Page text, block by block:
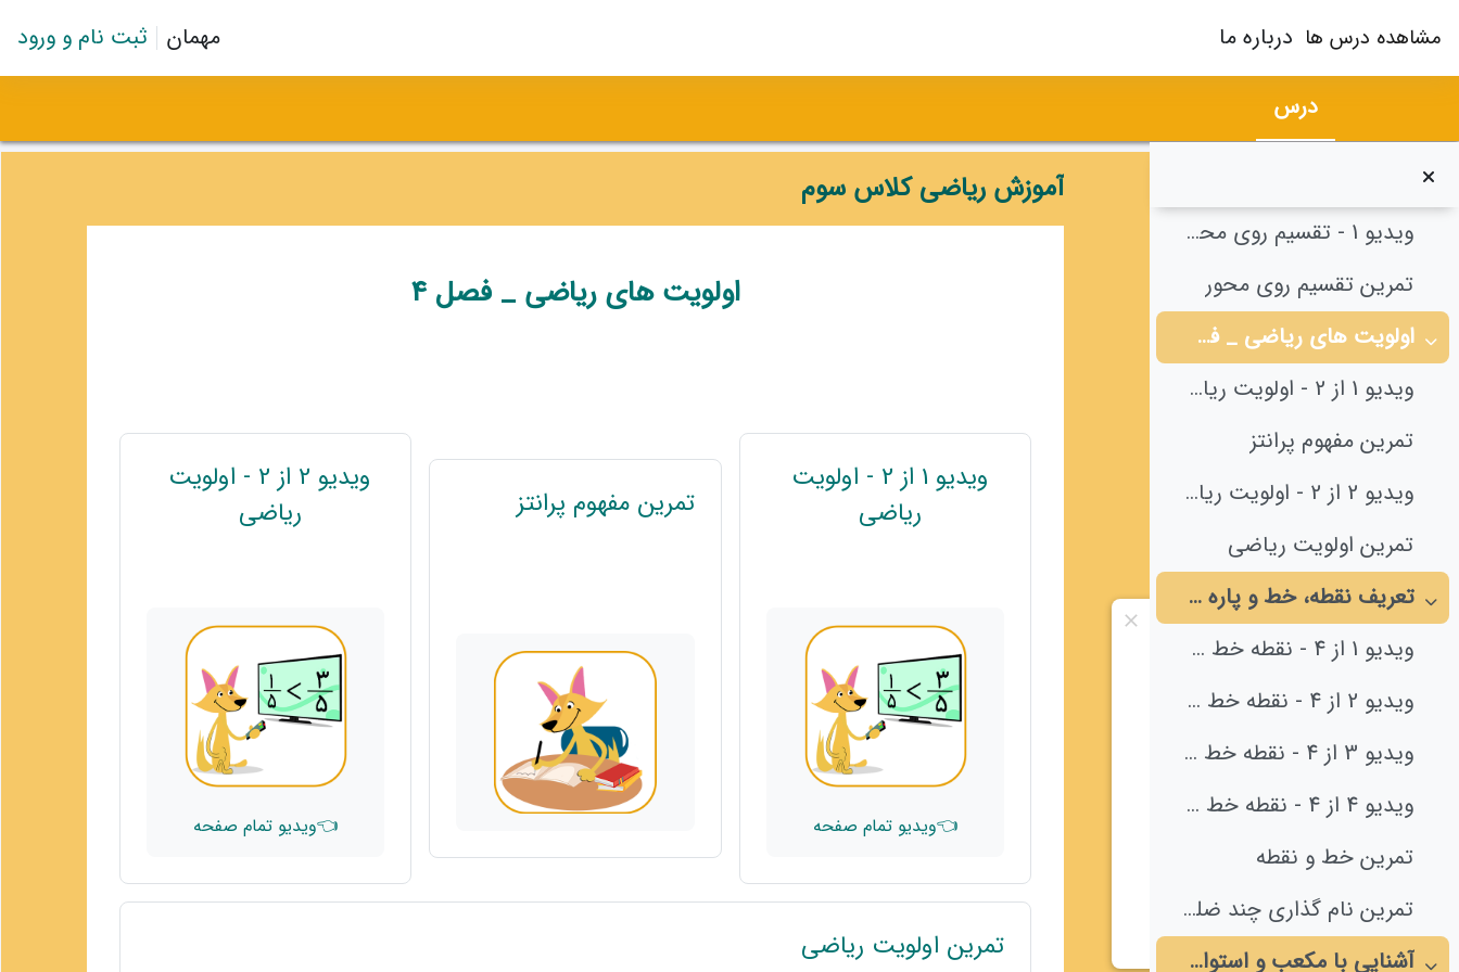
مشاهده درس ها درباره ما مهمان ثبت نام و ورود
درس
تقسیم - تمرین 2
تقسیم - تمرین 3
تقسیم - تمرین 4
ویدیو 1 - تقسیم روی محور
تمرین تقسیم روی محور
جمع‌کردن
اولویت های ریاضی _ فصل 4
ویدیو 1 از 2 - اولویت ریاضی
تمرین مفهوم پرانتز
ویدیو 2 از 2 - اولویت ریاضی
تمرین اولویت ریاضی
جمع‌کردن
تعریف نقطه، خط و پاره خط _ فصل 5
ویدیو 1 از 4 - نقطه خط و پاره خط
ویدیو 2 از 4 - نقطه خط و پاره خط
ویدیو 3 از 4 - نقطه خط و پاره خط
ویدیو 4 از 4 - نقطه خط و پاره خط
تمرین خط و نقطه
تمرین نام گذاری چند ضلعی ها
آشنایی با مکعب و استوانه _ فصل 7
آموزش ریاضی کلاس سوم
اولویت های ریاضی _ فصل 4
ویدیو 1 از 2 - اولویت
ریاضی
👈ویدیو تمام صفحه
تمرین مفهوم پرانتز
ویدیو 2 از 2 - اولویت
ریاضی
👈ویدیو تمام صفحه
تمرین اولویت ریاضی